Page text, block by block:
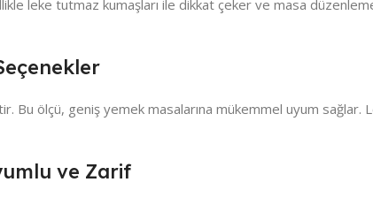
leke tutmaz kumaşları ile dikkat çeker ve masa
ölçü, geniş yemek masalarına mükemmel uyum sağlar.
ve Zarif